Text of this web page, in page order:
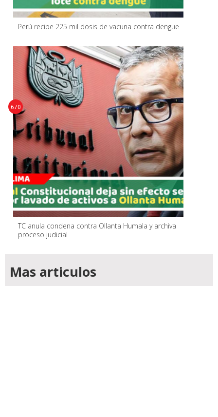
Perú recibe 225 mil dosis de vacuna contra dengue
TC anula condena contra Ollanta Humala y archiva
proceso judicial
670
Mas articulos